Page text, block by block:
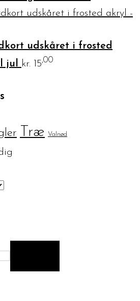
udskåret i frosted
jul kr. 15,00
Træ Valnød